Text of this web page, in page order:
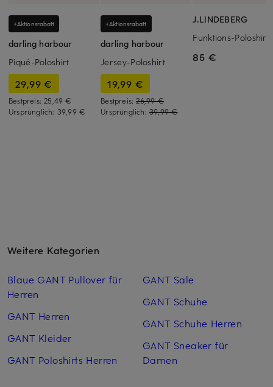
+Aktionsrabatt
darling harbour
Piqué-Poloshirt
29,99 €
Bestpreis:25,49 €
Ursprünglich: 39,99 €
+Aktionsrabatt
darling harbour
Jersey-Poloshirt
19,99 €
Bestpreis:26,99 €
Ursprünglich: 39,99 €
J.LINDEBERG
Funktions-Poloshirt
85 €
Weitere Kategorien
Blaue GANT Pullover für
Herren
GANT Herren
GANT Kleider
GANT Poloshirts Herren
GANT Sale
GANT Schuhe
GANT Schuhe Herren
GANT Sneaker für
Damen